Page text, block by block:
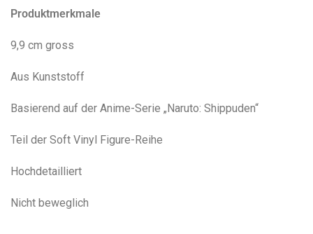
Produktmerkmale
9,9 cm gross
Aus Kunststoff
Basierend auf der Anime-Serie „Naruto: Shippuden“
Teil der Soft Vinyl Figure-Reihe
Hochdetailliert
Nicht beweglich